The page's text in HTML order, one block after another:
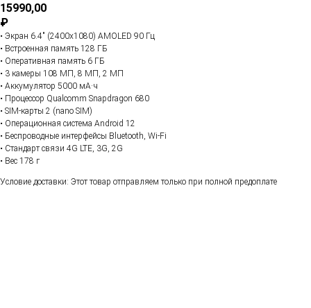
15990,00
₽
• Экран 6.4" (2400x1080) AMOLED 90 Гц
• Встроенная память 128 ГБ
• Оперативная память 6 ГБ
• 3 камеры 108 МП, 8 МП, 2 МП
• Аккумулятор 5000 мА·ч
• Процессор Qualcomm Snapdragon 680
• SIM-карты 2 (nano SIM)
• Операционная система Android 12
• Беспроводные интерфейсы Bluetooth, Wi-Fi
• Стандарт связи 4G LTE, 3G, 2G
• Вес 178 г
Условие доставки: Этот товар отправляем только при полной предоплате